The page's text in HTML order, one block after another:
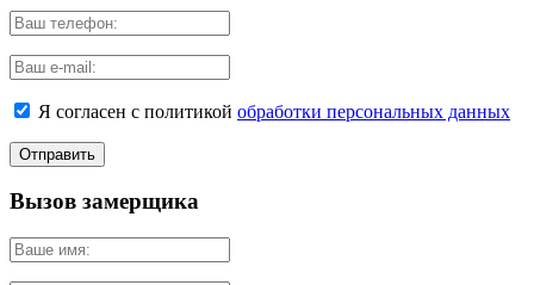
Я согласен с политикой обработки персональных данных
Вызов замерщика